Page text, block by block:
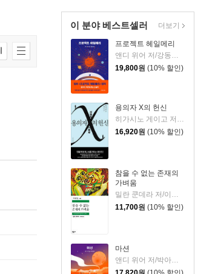
이 분야 베스트셀러
프로젝트 헤일메리
앤디 위어 저/강동혁 역
19,800원 (10% 할인)
용의자 X의 헌신
히가시노 게이고 저/양억관 역
16,920원 (10% 할인)
참을 수 없는 존재의
가벼움
밀란 쿤데라 저/이재룡 역
11,700원 (10% 할인)
마션
더보기